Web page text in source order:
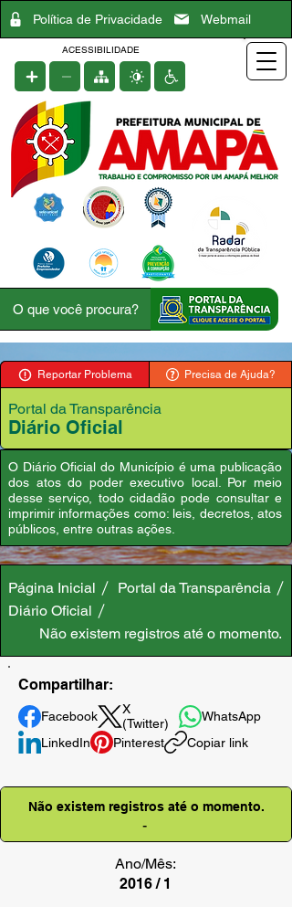
Política de Privacidade Webmail
ACESSIBILIDADE
Reportar Problema Precisa de Ajuda?
Portal da Transparência
Diário Oficial
O Diário Oficial do Município é uma publicação
dos atos do poder executivo local. Por meio
desse serviço, todo cidadão pode consultar e
imprimir informações como: leis, decretos, atos
públicos, entre outras ações.
Página Inicial
Portal da Transparência
Diário Oficial
Não existem registros até o momento.
Compartilhar:
Facebook
X
(Twitter)
WhatsApp
LinkedIn
Pinterest Copiar link
Não existem registros até o momento.
-
Ano/Mês:
2016 / 1